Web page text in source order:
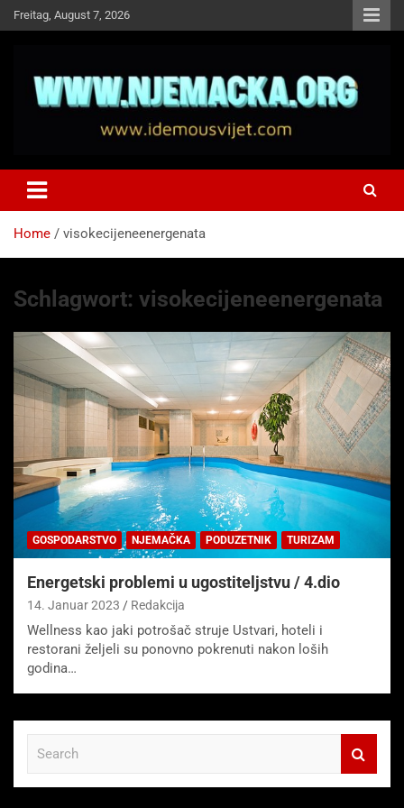
Skip
to
Freitag, August 7, 2026
Idemo u Svijet-Njemacka!
Home visokecijeneenergenata
Schlagwort: visokecijeneenergenata
GOSPODARSTVO NJEMAČKA PODUZETNIK TURIZAM
Energetski problemi u ugostiteljstvu / 4.dio
14. Januar 2023 Redakcija
Wellness kao jaki potrošač struje Ustvari, hoteli i
restorani željeli su ponovno pokrenuti nakon loših
godina…